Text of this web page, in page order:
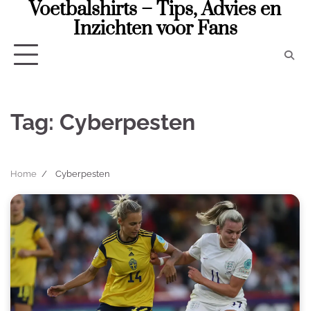
Voetbalshirts – Tips, Advies en
Inzichten voor Fans
Tag: Cyberpesten
Home Cyberpesten